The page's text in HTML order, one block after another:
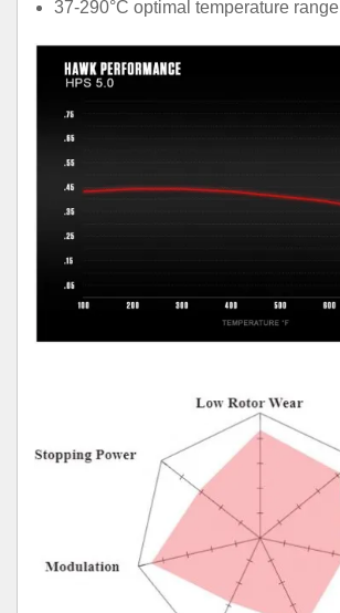
37-290°C optimal temperature range